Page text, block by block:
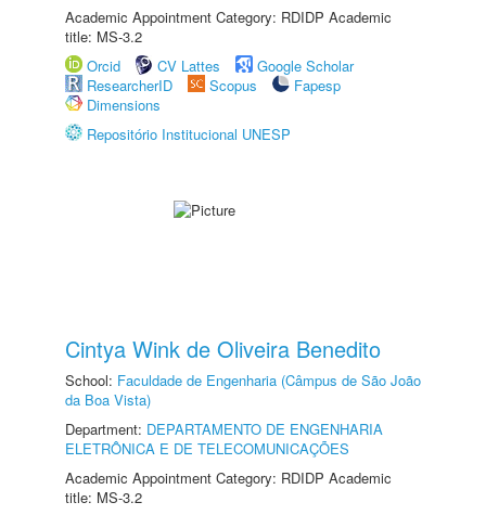
Academic Appointment Category: RDIDP Academic
title: MS-3.2
Orcid
CV Lattes
Google Scholar
ResearcherID
Scopus
Fapesp
Dimensions
Repositório Institucional UNESP
Cintya Wink de Oliveira Benedito
School: Faculdade de Engenharia (Câmpus de São João
da Boa Vista)
Department: DEPARTAMENTO DE ENGENHARIA
ELETRÔNICA E DE TELECOMUNICAÇÕES
Academic Appointment Category: RDIDP Academic
title: MS-3.2